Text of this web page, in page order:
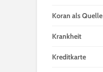
Koran als Quelle
Krankheit
Kreditkarte